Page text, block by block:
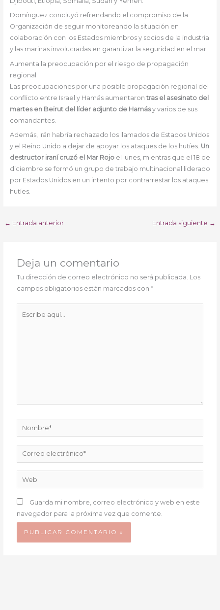
Domínguez concluyó refrendando el compromiso de la
Organización de seguir monitoreando la situación en
colaboración con los Estados miembros y socios de la industria
y las marinas involucradas en garantizar la seguridad en el mar.
Aumenta la preocupación por el riesgo de propagación
regional
Las preocupaciones por una posible propagación regional del
conflicto entre Israel y Hamás aumentaron tras el asesinato del
martes en Beirut del líder adjunto de Hamásy varios de sus
comandantes.
Además, Irán habría rechazado los llamados de Estados Unidos
y el Reino Unido a dejar de apoyar los ataques de los hutíes. Un
destructor iraní cruzó el Mar Rojoel lunes, mientras que el 18 de
diciembre se formó un grupo de trabajo multinacional liderado
por Estados Unidos en un intento por contrarrestar los ataques
hutíes.
← Entrada anterior Entrada siguiente →
Deja un comentario
Tu dirección de correo electrónico no será publicada. Los
campos obligatorios están marcados con*
Nombre*
Correo
electrónico*
Web
Guarda mi nombre, correo electrónico y web en este
navegador para la próxima vez que comente.